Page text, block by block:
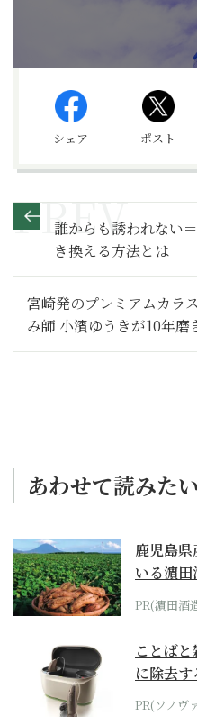
シェア ポスト
誰からも誘われない
き換える方法とは
宮崎発のプレミアムカラ
み師 小濱ゆうきが10年
あわせて読みたい
鹿児島
いる濵
PR(濵田酒
ことば
に除去
位モデル
PR(ソノヴ